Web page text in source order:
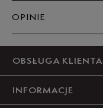
OPINIE
OBSŁUGA KLIENTA
INFORMACJE